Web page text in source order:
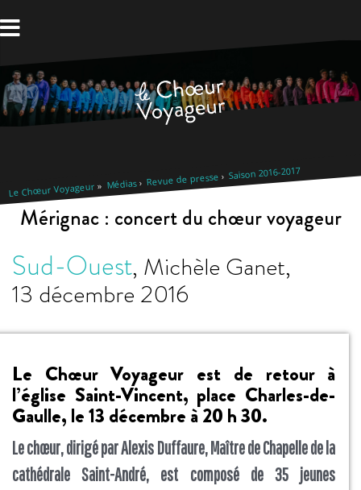
au
Le Chœur Voyageur Médias Revue de presse Saison 2016-2017
Mérignac : concert du chœur voyageur
Sud-Ouest, Michèle Ganet,
13 décembre 2016
Le Chœur Voyageur est de retour à
l’église Saint-Vincent, place Charles-de-
Gaulle, le 13 décembre à 20 h 30.
Le chœur, dirigé par Alexis Duffaure, Maître de Chapelle de la
cathédrale Saint-André, est composé de 35 jeunes